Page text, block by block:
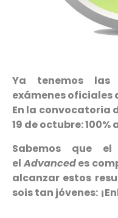
Ya tenemos
exámenes oficiales
En la convocatoria
19 de octubre:
Sabemos que
elAdvancedes
alcanzar estos
sois tan jóvenes: